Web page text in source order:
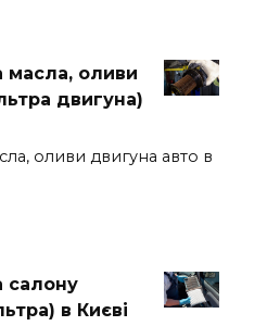
масла, оливи
двигуна)
оливи двигуна авто в
салону
в Києві